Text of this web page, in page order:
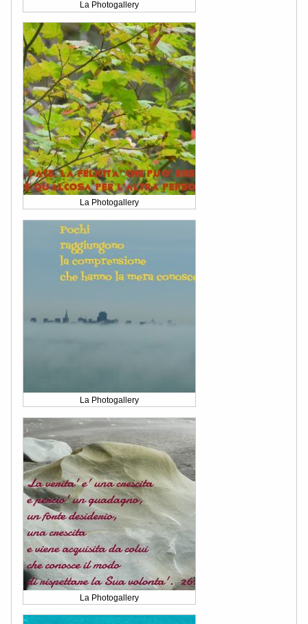
La Photogallery
La Photogallery
La Photogallery
La Photogallery